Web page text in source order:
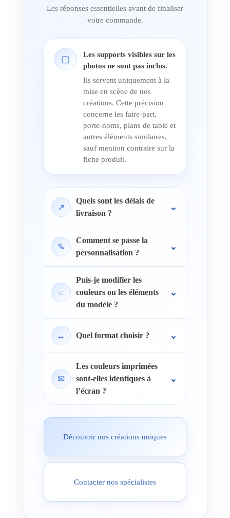
Les réponses essentielles avant de finaliser
votre commande.
▢
Les supports visibles sur les
photos ne sont pas inclus.
Ils servent uniquement à la
mise en scène de nos
créations. Cette précision
concerne les faire-part,
porte-noms, plans de table et
autres éléments similaires,
sauf mention contraire sur la
fiche produit.
↗
Quels sont les délais de
livraison ?
✎
Comment se passe la
personnalisation ?
◌
Puis-je modifier les
couleurs ou les éléments
du modèle ?
↔ Quel format choisir ?
✉
Les couleurs imprimées
sont-elles identiques à
l’écran ?
Découvrir nos créations uniques
Contacter nos spécialistes